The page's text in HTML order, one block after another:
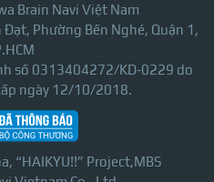
Brain Navi Việt Nam
Phường Bến Nghé, Quận 1,
số 0313404272/KD-0229 do
ngày 12/10/2018.
“HAIKYU!!” Project,MBS